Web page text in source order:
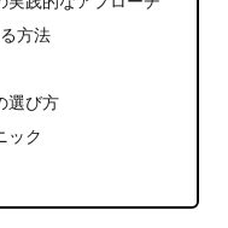
方法
選び方
ック